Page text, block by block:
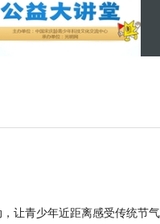
让青少年近距离感受传统节